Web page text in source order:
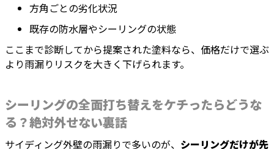
方角ごとの劣化状況
既存の防水層やシーリングの状態
ここまで診断してから提案された塗料なら、価格だけで選ぶ
より雨漏りリスクを大きく下げられます。
シーリングの全面打ち替えをケチったらどうな
る？絶対外せない裏話
サイディング外壁の雨漏りで多いのが、 シーリングだけが先